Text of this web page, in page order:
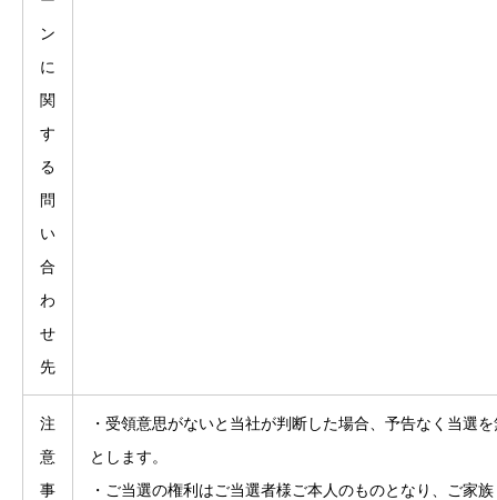
ン
に
関
す
る
問
い
合
わ
せ
先
注
意
事
・受領意思がないと当社が判断した場合、予告なく当選
とします。
・ご当選の権利はご当選者様ご本人のものとなり、ご家